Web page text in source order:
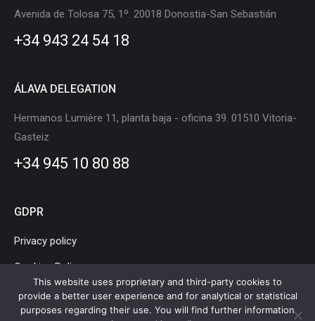
windowwindow
in
window
in
window
in
window
in
Avenida de Tolosa 75, 1º. 20018 Donostia-San Sebastián
+34 943 24 54 18
ÁLAVA DELEGATION
Hermanos Lumière 11, planta baja - oficina 39. 01510 Vitoria-
Gasteiz
+34 945 10 80 88
GDPR
Privacy policy
Cookies Policy
Legal Notice
This website uses proprietary and third-party cookies to
provide a better user experience and for analytical or statistical
purposes regarding their use. You will find further information